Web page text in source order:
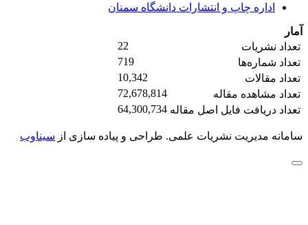
اداره چاپ و انتشارات دانشگاه سمنان
آمار
تعداد نشریات
22
تعداد شماره‌ها
719
تعداد مقالات
10,342
تعداد مشاهده مقاله
72,678,814
تعداد دریافت فایل اصل مقاله 64,300,734
سامانه مدیریت نشریات علمی. طراحی و پیاده سازی از سیناوب